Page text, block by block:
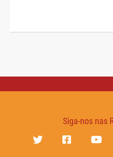
Siga-nos nas